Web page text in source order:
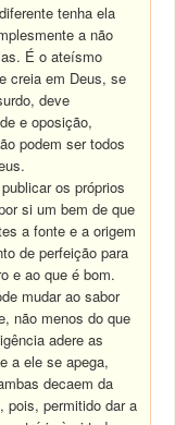
tenha ela
a não
É o ateísmo
creia em Deus, se
deve
e oposição,
podem ser todos
os próprios
si um bem de que
a fonte e a origem
de perfeição para
e ao que é bom.
mudar ao sabor
não menos do que
adere as
a ele se apega,
decaem da
pois, permitido dar a